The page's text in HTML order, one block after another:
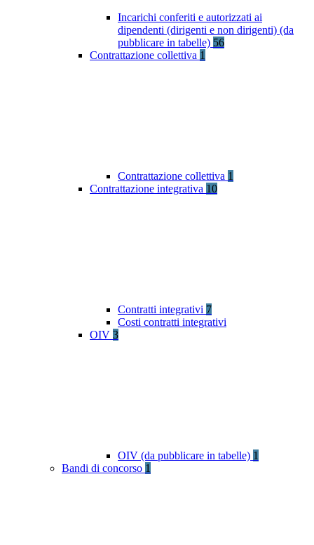
Incarichi conferiti e autorizzati ai
dipendenti (dirigenti e non dirigenti) (da
pubblicare in tabelle) 56
Contrattazione collettiva 1
Contrattazione collettiva 1
Contrattazione integrativa 10
Contratti integrativi 7
Costi contratti integrativi
OIV 3
OIV (da pubblicare in tabelle) 1
Bandi di concorso 1